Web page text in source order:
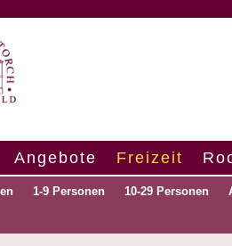
Angebote Freizeit
1-9 Personen 10-29 Personen